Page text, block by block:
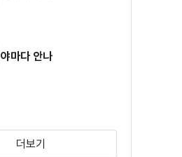
야마다 안나
더보기